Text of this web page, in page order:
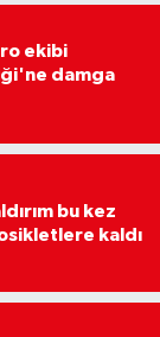
ekibi
damga
bu kez
kaldı